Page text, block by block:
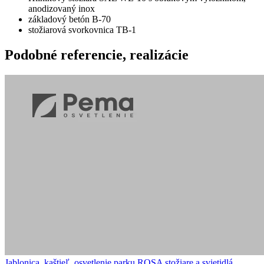
anodizovaný inox
základový betón B-70
stožiarová svorkovnica TB-1
Podobné referencie, realizácie